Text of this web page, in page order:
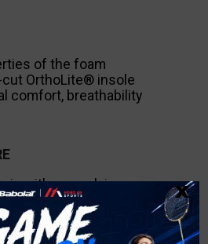
of the foam
OrthoLite® insole
comfort, breathability
with an evolving
movements and
x